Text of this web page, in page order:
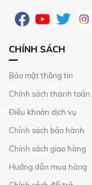
CHÍNH SÁCH
Bảo mật thông tin
Chính sách thanh toán
Điều khoản dịch vụ
Chính sách bảo hành
Chính sách giao hàng
Hướng dẫn mua hàng